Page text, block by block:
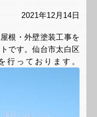
2021年12月14日
根・外壁塗装工事を
です。仙台市太白区
行っております。